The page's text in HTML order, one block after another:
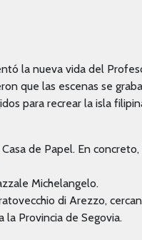
la nueva vida del
que las escenas se
para recrear la isla
de Papel. En
Michelangelo.
di Arezzo,
la Provincia de Segovia.